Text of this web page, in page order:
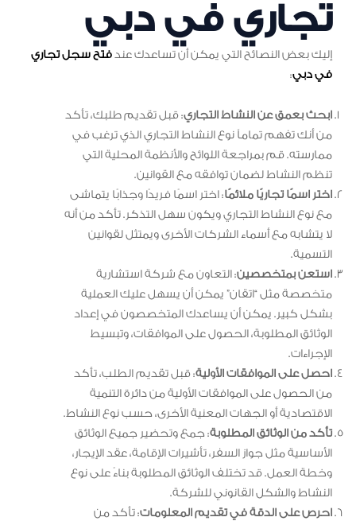
تجاري في دبي
إليك بعض النصائح التي يمكن أن تساعدك عندفتح سجل تجاري
في دبي:
ابحث بعمق عن النشاط التجاري: قبل تقديم طلبك، تأكد
من أنك تفهم تماماً نوع النشاط التجاري الذي ترغب في
ممارسته. قم بمراجعة اللوائح والأنظمة المحلية التي
تنظم النشاط لضمان توافقه مع القوانين.
اختر اسمًا تجاريًا ملائمًا: اختر اسمًا فريدًا وجذابًا يتماشى
مع نوع النشاط التجاري ويكون سهل التذكر. تأكد من أنه
لا يتشابه مع أسماء الشركات الأخرى ويمتثل لقوانين
التسمية.
استعن بمتخصصين: التعاون مع شركة استشارية
متخصصة مثل “اتقان” يمكن أن يسهل عليك العملية
بشكل كبير. يمكن أن يساعدك المتخصصون في إعداد
الوثائق المطلوبة، الحصول على الموافقات، وتبسيط
الإجراءات.
احصل على الموافقات الأولية: قبل تقديم الطلب، تأكد
من الحصول على الموافقات الأولية من دائرة التنمية
الاقتصادية أو الجهات المعنية الأخرى، حسب نوع النشاط.
تأكد من الوثائق المطلوبة: جمع وتحضير جميع الوثائق
الأساسية مثل جواز السفر، تأشيرات الإقامة، عقد الإيجار،
وخطة العمل. قد تختلف الوثائق المطلوبة بناءً على نوع
النشاط والشكل القانوني للشركة.
احرص على الدقة في تقديم المعلومات: تأكد من